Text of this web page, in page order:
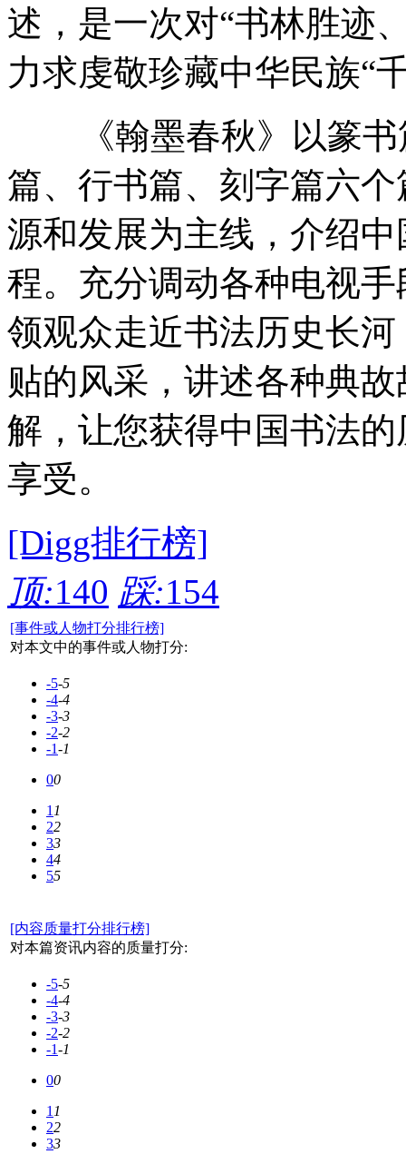
述，是一次对“书林胜迹
力求虔敬珍藏中华民族“
《翰墨春秋》以篆书
篇、行书篇、刻字篇六
源和发展为主线，介绍
程。充分调动各种电视
领观众走近书法历史长
贴的风采，讲述各种典
解，让您获得中国书法
享受。
[Digg排行榜]
顶:140 踩:154
[事件或人物打分排行榜]
对本文中的事件或人物打分:
-5-5
-4-4
-3-3
-2-2
-1-1
00
11
22
33
44
55
[内容质量打分排行榜]
对本篇资讯内容的质量打分:
-5-5
-4-4
-3-3
-2-2
-1-1
00
11
22
33